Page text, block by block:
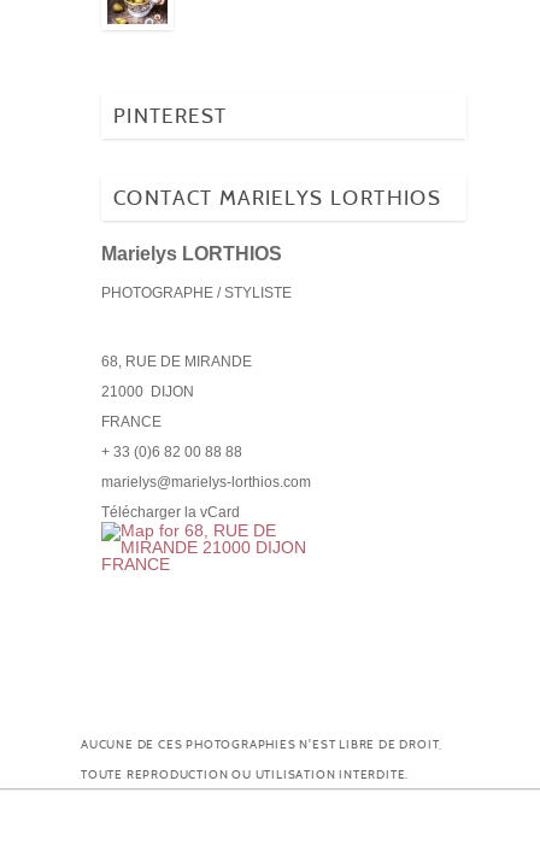
PINTEREST
CONTACT MARIELYS LORTHIOS
Marielys LORTHIOS
PHOTOGRAPHE / STYLISTE
68, RUE DE MIRANDE
21000 DIJON
FRANCE
+ 33 (0)6 82 00 88 88
marielys@marielys-lorthios.com
Télécharger la vCard
AUCUNE DE CES PHOTOGRAPHIES N'EST LIBRE DE DROIT,
TOUTE REPRODUCTION OU UTILISATION INTERDITE.